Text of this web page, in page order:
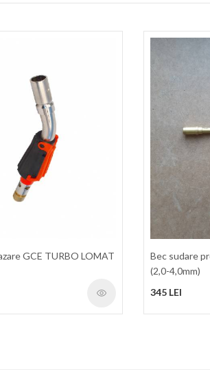
GCE TURBO LOMAT
Bec sudare
(2,0-4,0mm)
345 LEI